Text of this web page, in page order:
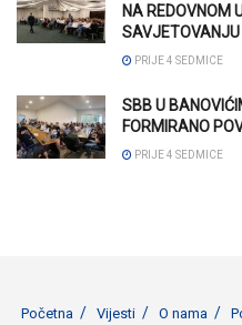
NA REDOVNOM
SAVJETOVANJU
PRIJE 4 SEDMICE
SBB U
FORMIRANO
PRIJE 4 SEDMICE
Početna Vijesti O nama